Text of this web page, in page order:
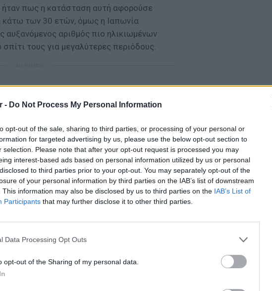
- Do Not Process My Personal Information
opt-out of the sale, sharing to third parties, or processing of your personal or
for targeted advertising by us, please use the below opt-out section to
selection. Please note that after your opt-out request is processed you may
interest-based ads based on personal information utilized by us or personal
to third parties prior to your opt-out. You may separately opt-out of the
of your personal information by third parties on the IAB’s list of downstream
This information may also be disclosed by us to third parties on the IAB’s List of
Participants that may further disclose it to other third parties.
Data Processing Opt Outs
opt-out of the Sharing of my personal data.
Οι συναυλίες
εισιτήρια - Ποιοι
τις τιμές
πως η κατάσταση αυτή αφορούσε
των 30 ετών, όμως η Ιαπωνία
αυξανόμενος αριθμός πιο ηλικιωμένων
σπίτι τους για μεγαλύτερες περιόδους.